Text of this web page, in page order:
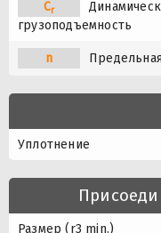
Cr
грузоподъемность
n
Уплотнение
Размер (r3 min.)